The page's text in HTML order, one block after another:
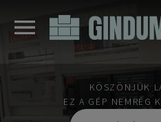
KÖSZÖNJÜK
EZ A GÉP NEMRÉG